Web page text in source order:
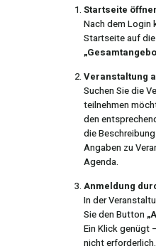
Startseite
Nach dem Login
Startseite auf
Veranstaltung
Suchen Sie die
teilnehmen
den
die
Angaben zu
Agenda.
Anmeldung
In der
Sie den Button
Ein Klick genügt
nicht erforderlich.